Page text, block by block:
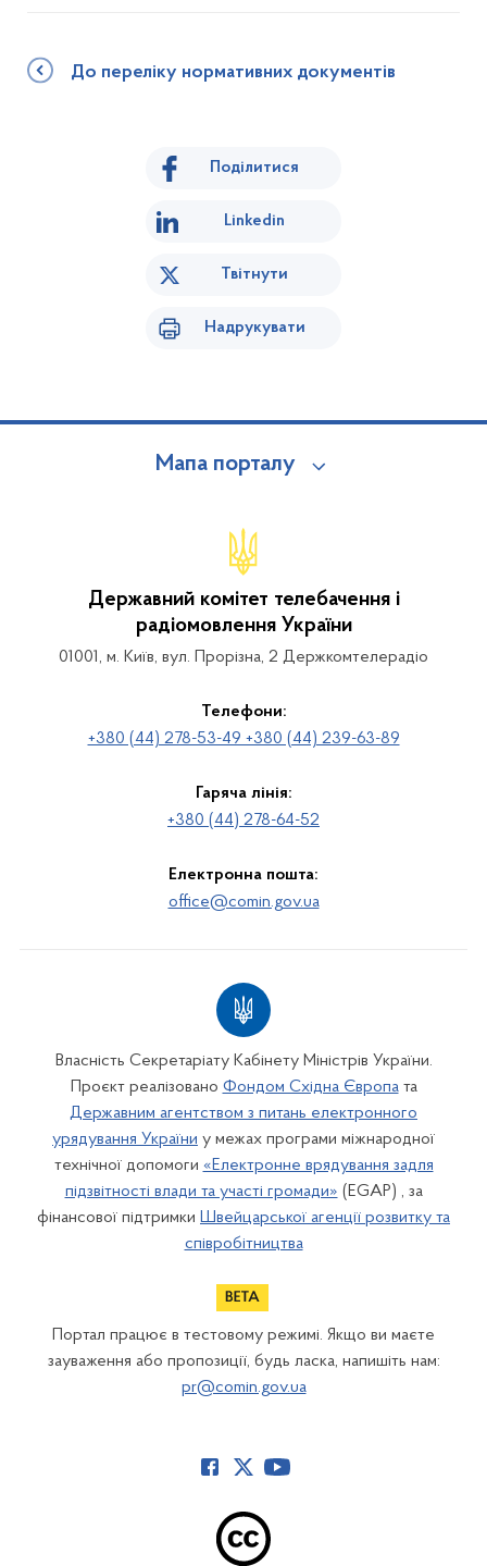
До переліку нормативних документів
Поділитися
Linkedin
Твітнути
Надрукувати
Мапа порталу
Державний комітет телебачення і
радіомовлення України
01001, м. Київ, вул. Прорізна, 2 Держкомтелерадіо
Телефони:
+380 (44) 278-53-49 +380 (44) 239-63-89
Гаряча лінія:
+380 (44) 278-64-52
Електронна пошта:
office@comin.gov.ua
Власність Секретаріату Кабінету Міністрів України.
Проєкт реалізовано Фондом Східна Європата
Державним агентством з питань електронного
урядування України у межах програми міжнародної
технічної допомоги «Електронне врядування задля
підзвітності влади та участі громади» (EGAP) , за
фінансової підтримки Швейцарської агенції розвитку та
співробітництва
Портал працює в тестовому режимі. Якщо ви маєте
зауваження або пропозиції, будь ласка, напишіть нам:
pr@comin.gov.ua